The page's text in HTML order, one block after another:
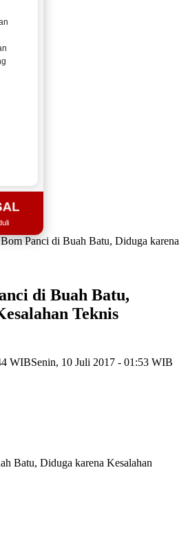
Panci di Buah Batu, Diduga karena
di Buah Batu,
Teknis
WIBSenin, 10 Juli 2017 - 01:53 WIB
Batu, Diduga karena Kesalahan